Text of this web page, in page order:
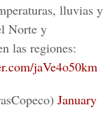
lluvias y
Norte y
las regiones:
jaVe4o50km
January